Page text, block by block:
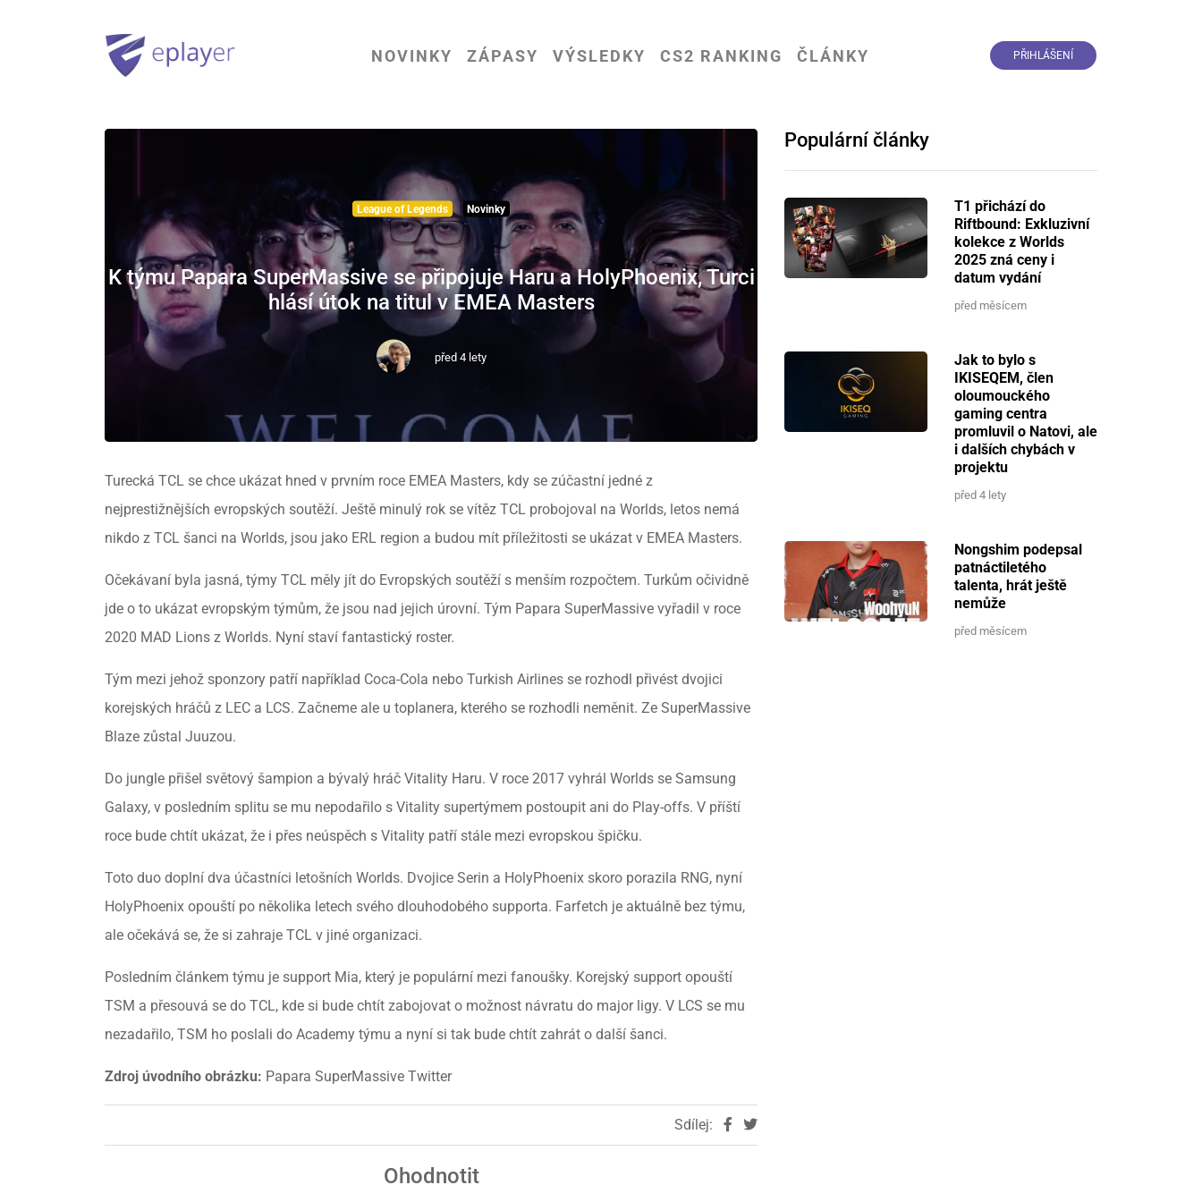
NOVINKY ZÁPASY VÝSLEDKY CS2 RANKING ČLÁNKY PŘIHLÁŠENÍ
League of Legends Novinky
K týmu Papara SuperMassive se připojuje Haru a HolyPhoenix, Turci
hlásí útok na titul v EMEA Masters
před 4 lety
Turecká TCL se chce ukázat hned v prvním roce EMEA Masters, kdy se zúčastní jedné z
nejprestižnějších evropských soutěží. Ještě minulý rok se vítěz TCL probojoval na Worlds, letos nemá
nikdo z TCL šanci na Worlds, jsou jako ERL region a budou mít příležitosti se ukázat v EMEA Masters.
Očekávaní byla jasná, týmy TCL měly jít do Evropských soutěží s menším rozpočtem. Turkům očividně
jde o to ukázat evropským týmům, že jsou nad jejich úrovní. Tým Papara SuperMassive vyřadil v roce
2020 MAD Lions z Worlds. Nyní staví fantastický roster.
Tým mezi jehož sponzory patří například Coca-Cola nebo Turkish Airlines se rozhodl přivést dvojici
korejských hráčů z LEC a LCS. Začneme ale u toplanera, kterého se rozhodli neměnit. Ze SuperMassive
Blaze zůstal Juuzou.
Do jungle přišel světový šampion a bývalý hráč Vitality Haru. V roce 2017 vyhrál Worlds se Samsung
Galaxy, v posledním splitu se mu nepodařilo s Vitality supertýmem postoupit ani do Play-offs. V příští
roce bude chtít ukázat, že i přes neúspěch s Vitality patří stále mezi evropskou špičku.
Toto duo doplní dva účastníci letošních Worlds. Dvojice Serin a HolyPhoenix skoro porazila RNG, nyní
HolyPhoenix opouští po několika letech svého dlouhodobého supporta. Farfetch je aktuálně bez týmu,
ale očekává se, že si zahraje TCL v jiné organizaci.
Posledním článkem týmu je support Mia, který je populární mezi fanoušky. Korejský support opouští
TSM a přesouvá se do TCL, kde si bude chtít zabojovat o možnost návratu do major ligy. V LCS se mu
nezadařilo, TSM ho poslali do Academy týmu a nyní si tak bude chtít zahrát o další šanci.
Zdroj úvodního obrázku: Papara SuperMassive Twitter
Sdílej:
Ohodnotit
Populární články
T1 přichází do
Riftbound: Exkluzivní
kolekce z Worlds
2025 zná ceny i
datum vydání
před měsícem
Jak to bylo s
IKISEQEM, člen
oloumouckého
gaming centra
promluvil o Natovi, ale
i dalších chybách v
projektu
před 4 lety
Nongshim podepsal
patnáctiletého
talenta, hrát ještě
nemůže
před měsícem